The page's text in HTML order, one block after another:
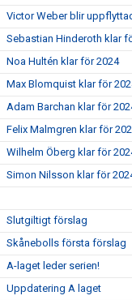
Victor Weber blir
Sebastian Hinderoth klar
Noa Hultén klar för 2024
Max Blomquist klar för
Adam Barchan klar för
Felix Malmgren klar för
Wilhelm Öberg klar för
Simon Nilsson klar för
Slutgiltigt förslag
Skånebolls första förslag
A-laget leder serien!
Uppdatering A laget